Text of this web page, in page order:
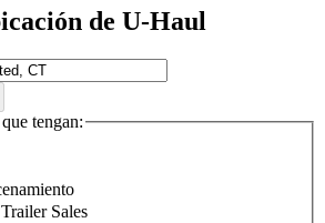
de U-Haul
tengan:
Sales